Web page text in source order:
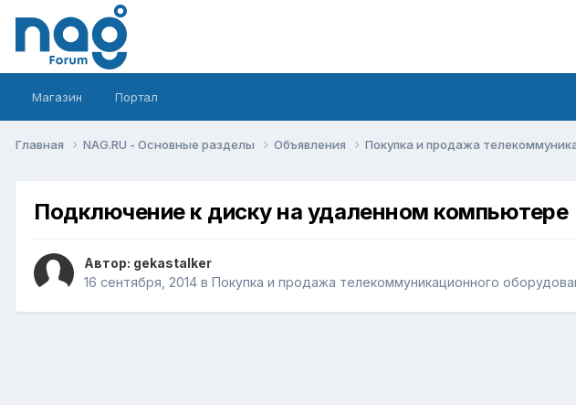
Магазин Портал
Главная NAG.RU - Основные разделы Объявления Покупка и продажа
Подключение к диску на удаленном компьютере
Автор: gekastalker
16 сентября, 2014 в Покупка и продажа телекоммуникационного